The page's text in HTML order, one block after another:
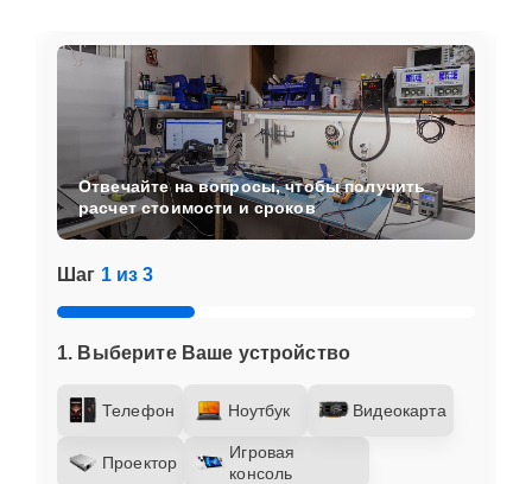
Шаг 1 из 3
1. Выберите Ваше устройство
Телефон Ноутбук Видеокарта
Проектор
Игровая
консоль
Отвечайте на вопросы, чтобы получить
расчет стоимости и сроков